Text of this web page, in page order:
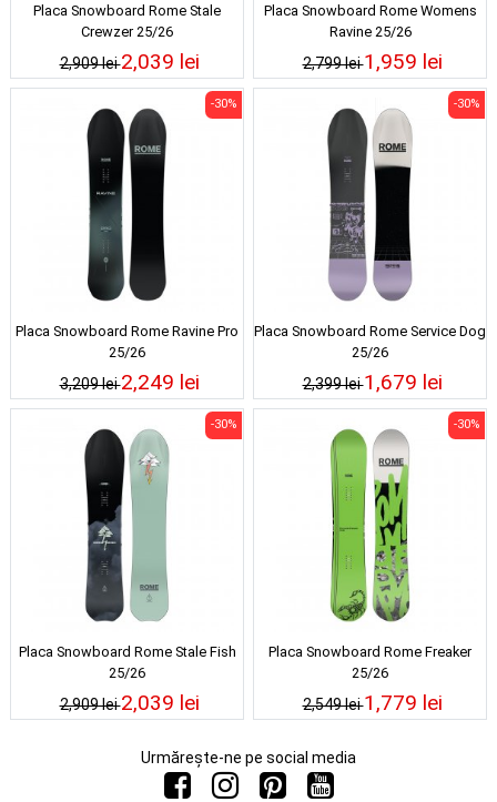
Placa Snowboard Rome Stale
Crewzer 25/26
2,909 lei2,039 lei
Placa Snowboard Rome Womens
Ravine 25/26
2,799 lei1,959 lei
Placa Snowboard Rome Ravine Pro
25/26
3,209 lei
-30%
2,249 lei
Placa Snowboard Rome Service Dog
25/26
2,399 lei
-30%
1,679 lei
Placa Snowboard Rome Stale Fish
25/26
2,909 lei
-30%
2,039 lei
Placa Snowboard Rome Freaker
25/26
2,549 lei
-30%
1,779 lei
Urmărește-ne pe social media